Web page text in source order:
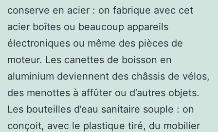
conserve en acier : on fabrique avec cet
acier boîtes ou beaucoup appareils
électroniques ou même des pièces de
moteur. Les canettes de boisson en
aluminium deviennent des châssis de vélos,
des menottes à affûter ou d’autres objets.
Les bouteilles d’eau sanitaire souple : on
conçoit, avec le plastique tiré, du mobilier